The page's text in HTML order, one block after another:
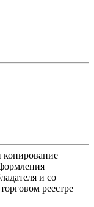
копирование
и со
реестре